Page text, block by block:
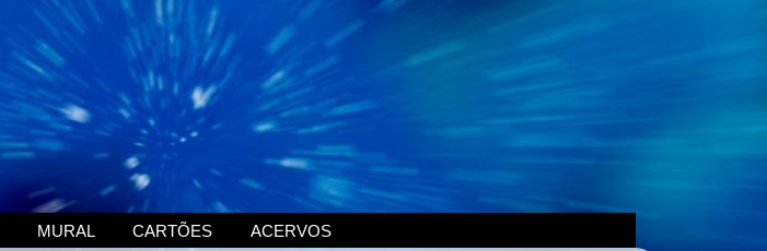
MURAL CARTÕES ACERVOS